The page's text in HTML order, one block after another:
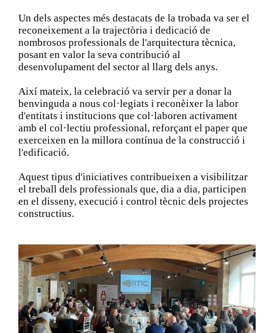
Un dels aspectes més destacats de la trobada va ser el
reconeixement a la trajectòria i dedicació de
nombrosos professionals de l'arquitectura tècnica,
posant en valor la seva contribució al
desenvolupament del sector al llarg dels anys.
Així mateix, la celebració va servir per a donar la
benvinguda a nous col·legiats i reconèixer la labor
d'entitats i institucions que col·laboren activament
amb el col·lectiu professional, reforçant el paper que
exerceixen en la millora contínua de la construcció i
l'edificació.
Aquest tipus d'iniciatives contribueixen a visibilitzar
el treball dels professionals que, dia a dia, participen
en el disseny, execució i control tècnic dels projectes
constructius.